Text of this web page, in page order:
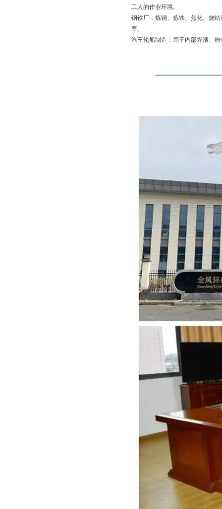
工人的作业环境。
钢铁厂：炼钢、炼铁、焦化、烧
率。
汽车轮船制造：用于内部焊渣、